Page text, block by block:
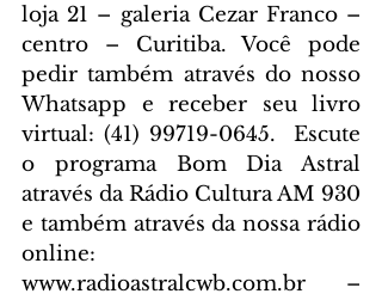
loja 21 – galeria Cezar Franco –
centro – Curitiba. Você pode
pedir também através do nosso
Whatsapp e receber seu livro
virtual: (41) 99719-0645.
Escute
o programa Bom Dia Astral
através da Rádio Cultura AM 930
e também através da nossa rádio
www.radioastralcwb.com.br –